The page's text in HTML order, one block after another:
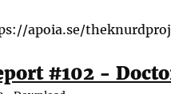
apoia.se/
#102 -